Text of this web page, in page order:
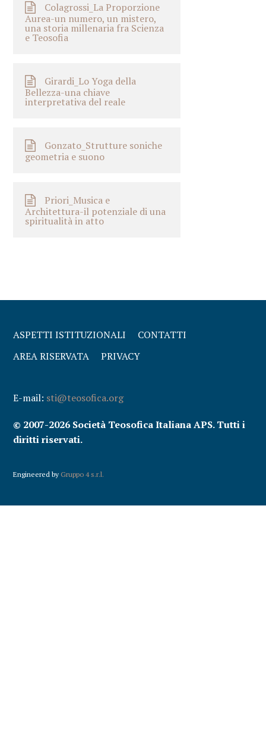
Colagrossi_La Proporzione
Aurea-un numero, un mistero,
una storia millenaria fra Scienza
e Teosofia
Girardi_Lo Yoga della
Bellezza-una chiave
interpretativa del reale
Gonzato_Strutture soniche
geometria e suono
Priori_Musica e
Architettura-il potenziale di una
spiritualità in atto
ASPETTI ISTITUZIONALI
CONTATTI
AREA RISERVATA
PRIVACY
E-mail: sti@teosofica.org
© 2007-2026 Società Teosofica Italiana APS. Tutti i
diritti riservati.
Engineered by Gruppo 4 s.r.l.